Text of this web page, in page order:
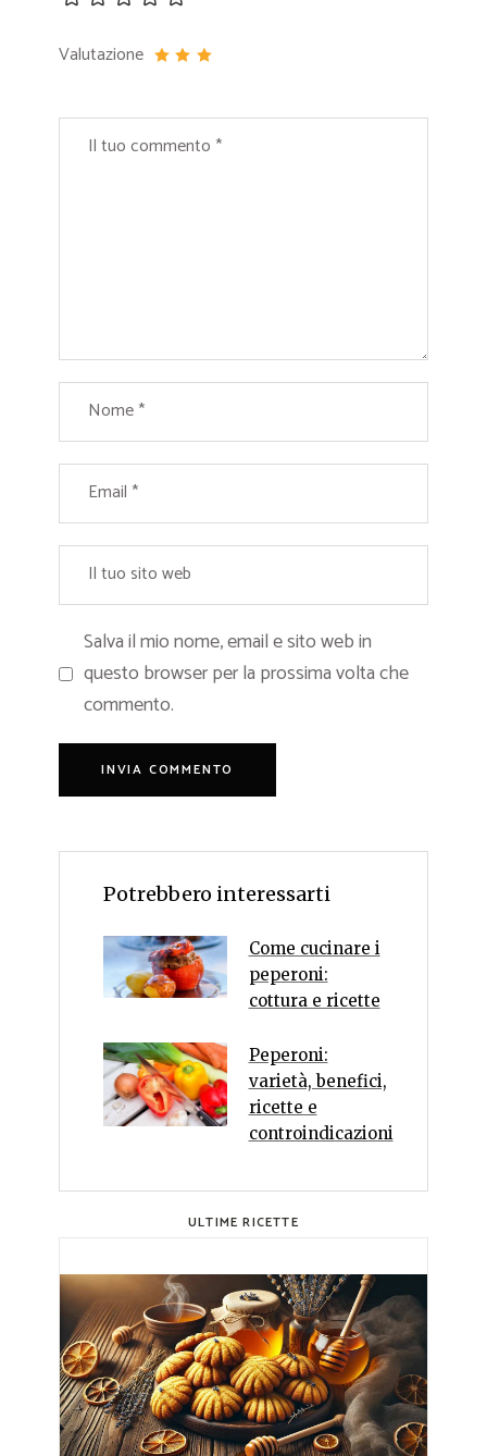
Valutazione
Salva il mio nome, email e sito web in
questo browser per la prossima volta che
commento.
Potrebbero interessarti
Come cucinare i
peperoni:
cottura e ricette
Peperoni:
varietà, benefici,
ricette e
controindicazioni
ULTIME RICETTE